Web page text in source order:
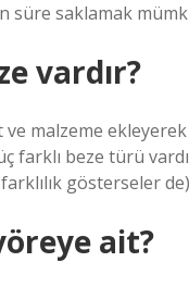
süre saklamak
vardır?
malzeme
farklı beze türü
gösterseler
ait?